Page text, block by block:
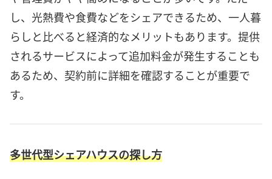
し、光熱費や食費などをシェアできるため、一人暮
らしと比べると経済的なメリットもあります。提供
されるサービスによって追加料金が発生することも
あるため、契約前に詳細を確認することが重要で
す。
多世代型シェアハウスの探し方